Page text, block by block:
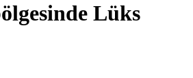
Lüks